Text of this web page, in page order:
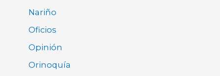
Nariño
Oficios
Opinión
Orinoquía